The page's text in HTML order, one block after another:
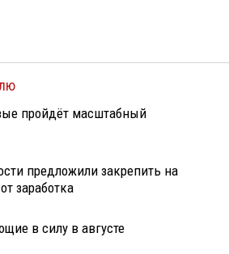
пройдёт масштабный
предложили закрепить на
заработка
в силу в августе